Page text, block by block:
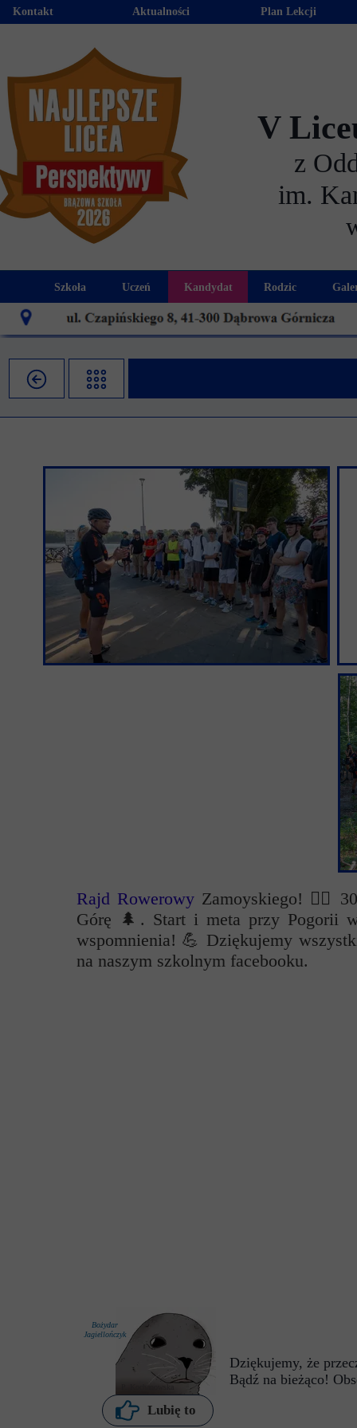
Lubię to
Dziękujemy, że
Bądź na bieżąco!
Bożydar
Jagiellończyk
Rajd Rowerowy Zamoyskiego! 🚴‍♂️
Górę 🌲. Start i meta przy Pogorii
wspomnienia! 💪 Dziękujemy
na naszym szkolnym facebooku.
Rodzic
Harmonogram
Szkoła
Historia szkoły
Misja szkoły
Kadra pedagogiczna
Sukcesy
Edukator roku
Ambasador Zamoyskiego
Biblioteka szkolna
Pedagog i Psycholog
Uczeń
Kalendarz roku szkolnego
Matura
Wykaz podręczników
Projekty edukacyjne
Rzecznik Praw Ucznia
mLegitymacja
Konkursy, wykłady
Doradca Zawodowy
Gabinet PZiPP
Kandydat
Aktualności dla
Ważne terminy
Dlaczego Zamoyski?
System rekrutacji
V
z
im.
Plan Lekcji
Aktualności
Kontakt